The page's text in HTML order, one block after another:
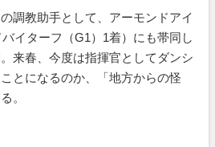
調教助手として、アーモンドアイ
イターフ（G1）1着）にも帯同し
来春、今度は指揮官としてダンシ
とになるのか、「地方からの怪
。